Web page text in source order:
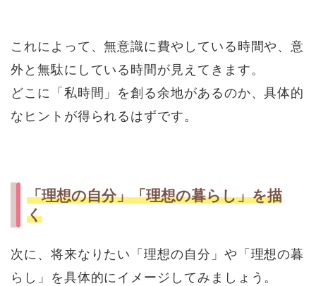
これによって、無意識に費やしている時間や、意
外と無駄にしている時間が見えてきます。
どこに「私時間」を創る余地があるのか、具体的
なヒントが得られるはずです。
「理想の自分」「理想の暮らし」を描
く
次に、将来なりたい「理想の自分」や「理想の暮
らし」を具体的にイメージしてみましょう。